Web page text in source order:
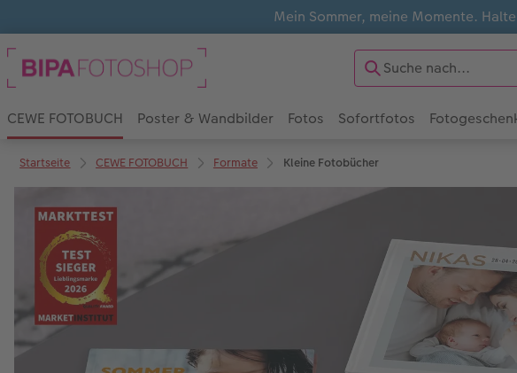
Mein Sommer, meine Momente.
CEWE FOTOBUCH Poster & Wandbilder Fotos Sofortfotos
Startseite CEWE FOTOBUCH Formate Kleine Fotobücher